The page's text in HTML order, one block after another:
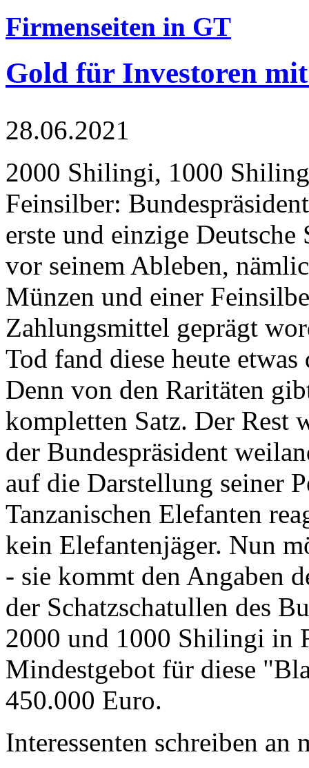
Firmenseiten in GT
Gold für Investoren
28.06.2021
2000 Shilingi, 1000
Feinsilber:
erste und einzige Deutsche
vor seinem Ableben,
Münzen und einer
Zahlungsmittel geprägt
Tod fand diese heute
Denn von den Raritäten
kompletten Satz. Der Rest
der Bundespräsident
auf die Darstellung seiner
Tanzanischen Elefanten
kein Elefantenjäger. Nun
- sie kommt den Angaben
der Schatzschatullen des
2000 und 1000 Shilingi in
Mindestgebot für diese
450.000 Euro.
Interessenten schreiben